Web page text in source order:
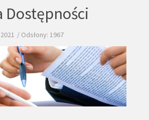
Dostępności
Odsłony: 1967